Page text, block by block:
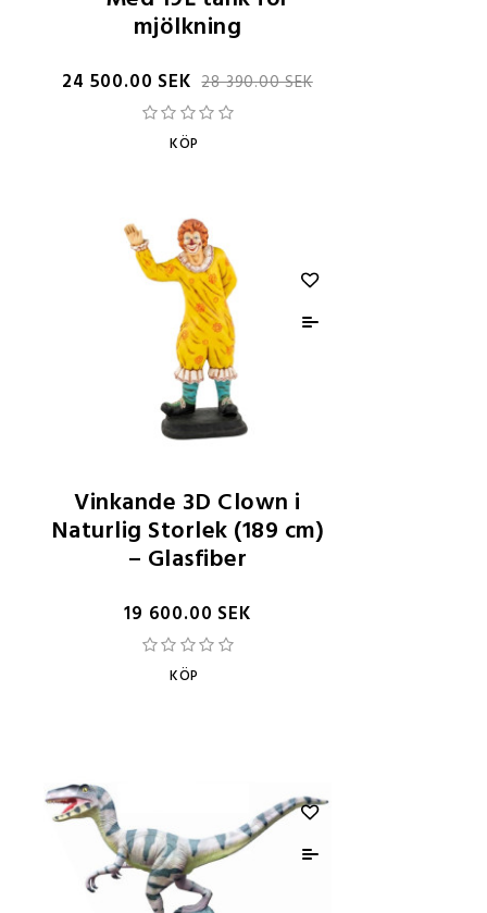
mjölkning
24 500.00 SEK 28 390.00 SEK
KÖP
Vinkande 3D Clown i
Naturlig Storlek (189 cm)
– Glasfiber
19 600.00 SEK
KÖP